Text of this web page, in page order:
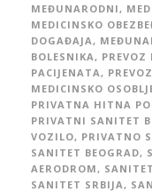
MEĐUNARODNI,
MEDICINSKO
DOGAĐAJA,
BOLESNIKA, PREVOZ
PACIJENATA,
MEDICINSKO
PRIVATNA HITNA
PRIVATNI SANITET
VOZILO, PRIVATNO
SANITET BEOGRAD,
AERODROM,
SANITET SRBIJA,